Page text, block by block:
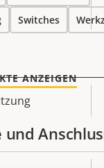
Switches
ANZEIGEN
und